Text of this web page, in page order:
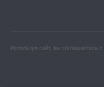
Используя сайт, вы соглашаетесь с